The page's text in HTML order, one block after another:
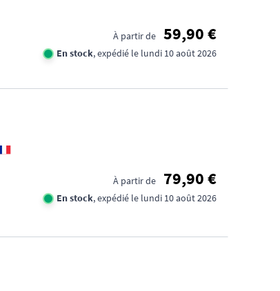
À partir de 59,90 €
En stock, expédié le lundi 10 août 2026
À partir de 79,90 €
En stock, expédié le lundi 10 août 2026